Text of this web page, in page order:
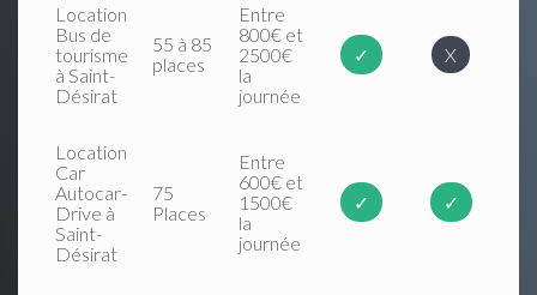
Location
Bus de
tourisme
à Saint-
Désirat
55 à 85
places
Entre
800€ et
2500€
la
journée
✓ X
Location
Car
Autocar-
Drive à
Saint-
Désirat
75
Places
Entre
600€ et
1500€
la
journée
✓ ✓